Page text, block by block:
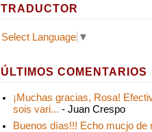
TRADUCTOR
Select Language ▼
ÚLTIMOS COMENTARIOS
¡Muchas gracias, Rosa!
sois vari... - Juan Crespo
Buenos días!!! Echo mucjo de